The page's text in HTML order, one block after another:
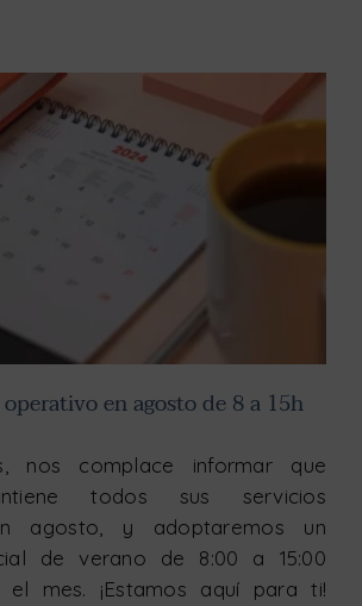
en agosto de 8 a 15h
nos complace informar que
todos sus servicios
agosto, y adoptaremos un
de verano de 8:00 a 15:00
mes. ¡Estamos aquí para ti!